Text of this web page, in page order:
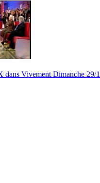
Vivement Dimanche 29/